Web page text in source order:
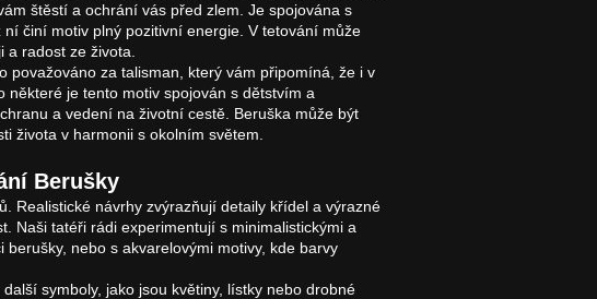
štěstí a ochrání vás před zlem. Je spojována s
činí motiv plný pozitivní energie. V tetování může
a radost ze života.
považováno za talisman, který vám připomíná, že i v
je tento motiv spojován s dětstvím a
a vedení na životní cestě. Beruška může být
života v harmonii s okolním světem.
Berušky
Realistické návrhy zvýrazňují detaily křídel a výrazné
Naši tatéři rádi experimentují s minimalistickými a
nebo s akvarelovými motivy, kde barvy
symboly, jako jsou květiny, lístky nebo drobné